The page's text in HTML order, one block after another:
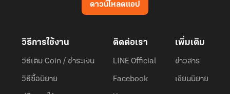
ดาวน์โหลดแอป
วิธีการใช้งาน
วิธีเติม Coin / ชำระเงิน
วิธีซื้อนิยาย
ติดต่อเรา
LINE Official
Facebook
เพิ่มเติม
ข่าวสาร
เขียนนิยาย